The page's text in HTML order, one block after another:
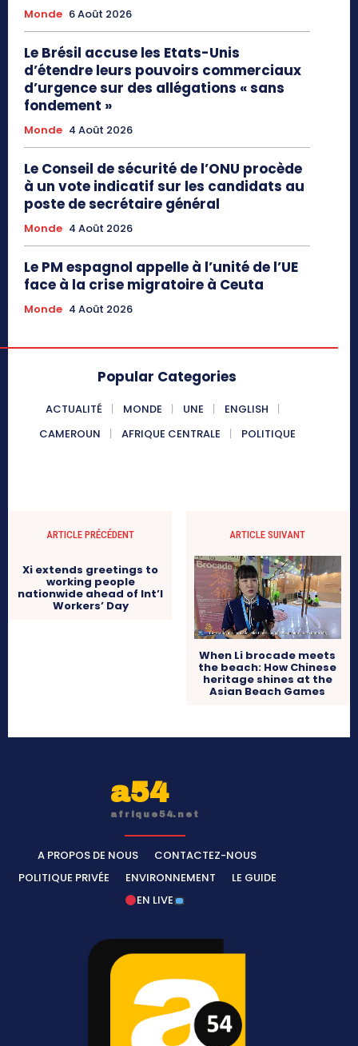
Monde 6 Août 2026
Le Brésil accuse les Etats-Unis
d’étendre leurs pouvoirs commerciaux
d’urgence sur des allégations « sans
fondement »
Monde 4 Août 2026
Le Conseil de sécurité de l’ONU procède
à un vote indicatif sur les candidats au
poste de secrétaire général
Monde 4 Août 2026
Le PM espagnol appelle à l’unité de l’UE
face à la crise migratoire à Ceuta
Monde 4 Août 2026
Popular Categories
ACTUALITÉ MONDE UNE
ENGLISH
CAMEROUN
AFRIQUE CENTRALE POLITIQUE
ARTICLE PRÉCÉDENT
Xi extends greetings to
working people
nationwide ahead of Int’l
Workers’ Day
ARTICLE SUIVANT
When Li brocade meets
the beach: How Chinese
heritage shines at the
Asian Beach Games
a54
afrique54.net
A PROPOS DE NOUS
CONTACTEZ-NOUS
POLITIQUE PRIVÉE
ENVIRONNEMENT
LE GUIDE
EN LIVE